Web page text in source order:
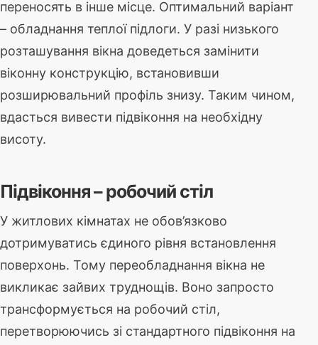
переносять в інше місце. Оптимальний варіант
– обладнання теплої підлоги. У разі низького
розташування вікна доведеться замінити
віконну конструкцію, встановивши
розширювальний профіль знизу. Таким чином,
вдасться вивести підвіконня на необхідну
висоту.
Підвіконня – робочий стіл
У житлових кімнатах не обов’язково
дотримуватись єдиного рівня встановлення
поверхонь. Тому переобладнання вікна не
викликає зайвих труднощів. Воно запросто
трансформується на робочий стіл,
перетворюючись зі стандартного підвіконня на